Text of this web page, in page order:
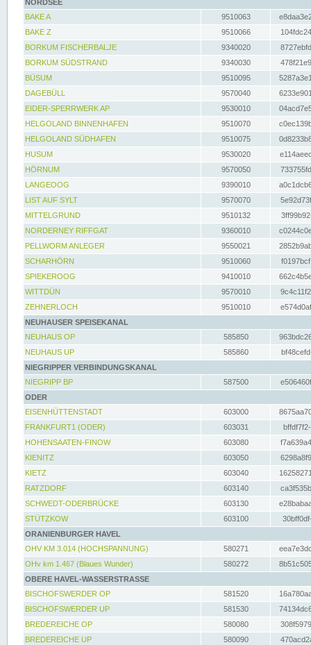
NORDSEE
BAKE A
9510063
BAKE Z
9510066
BORKUM FISCHERBALJE
9340020
BORKUM SÜDSTRAND
9340030
BÜSUM
9510095
DAGEBÜLL
9570040
EIDER-SPERRWERK AP
9530010
HELGOLAND BINNENHAFEN
9510070
HELGOLAND SÜDHAFEN
9510075
HUSUM
9530020
HÖRNUM
9570050
LANGEOOG
9390010
LIST AUF SYLT
9570070
MITTELGRUND
9510132
NORDERNEY RIFFGAT
9360010
PELLWORM ANLEGER
9550021
SCHARHÖRN
9510060
SPIEKEROOG
9410010
WITTDÜN
9570010
ZEHNERLOCH
9510010
NEUHAUSER SPEISEKANAL
NEUHAUS OP
585850
NEUHAUS UP
585860
NIEGRIPPER VERBINDUNGSKANAL
NIEGRIPP BP
587500
ODER
EISENHÜTTENSTADT
603000
FRANKFURT1 (ODER)
603031
HOHENSAATEN-FINOW
603080
KIENITZ
603050
KIETZ
603040
RATZDORF
603140
SCHWEDT-ODERBRÜCKE
603130
STÜTZKOW
603100
ORANIENBURGER HAVEL
OHV KM 3.014 (HOCHSPANNUNG)
580271
OHv km 1.467 (Blaues Wunder)
580272
OBERE HAVEL-WASSERSTRASSE
BISCHOFSWERDER OP
581520
BISCHOFSWERDER UP
581530
BREDEREICHE OP
580080
BREDEREICHE UP
580090